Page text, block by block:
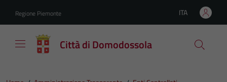
Regione Piemonte Lingua attiva:
ITA
Città di Domodossola